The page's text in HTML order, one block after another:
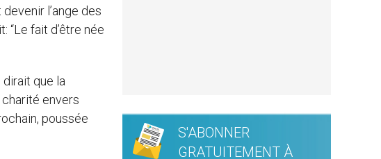
l’ange des
“Le fait d’être née
dirait que la
charité envers
poussée
S'ABONNER
GRATUITEMENT À